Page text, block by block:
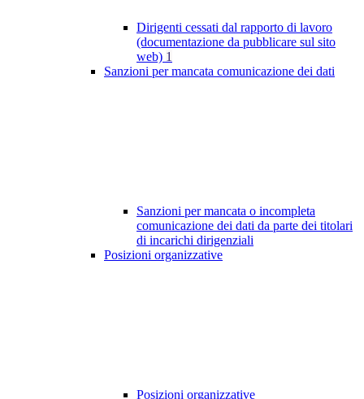
Dirigenti cessati dal rapporto di lavoro
(documentazione da pubblicare sul sito
web) 1
Sanzioni per mancata comunicazione dei dati
Sanzioni per mancata o incompleta
comunicazione dei dati da parte dei titolari
di incarichi dirigenziali
Posizioni organizzative
Posizioni organizzative